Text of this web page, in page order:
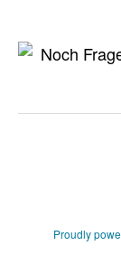
Proudly